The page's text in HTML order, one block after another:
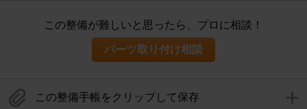
この整備が難しいと思ったら、プロに相談！
パーツ取り付け相談
この整備手帳をクリップして保存